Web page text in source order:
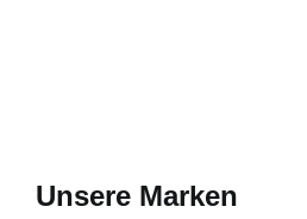
Unsere Marken